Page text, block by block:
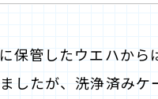
保管したウエハから
したが、洗浄済みケ